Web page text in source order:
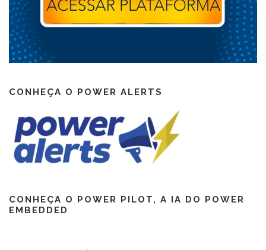
CONHEÇA O POWER ALERTS
CONHEÇA O POWER PILOT, A IA DO POWER
EMBEDDED